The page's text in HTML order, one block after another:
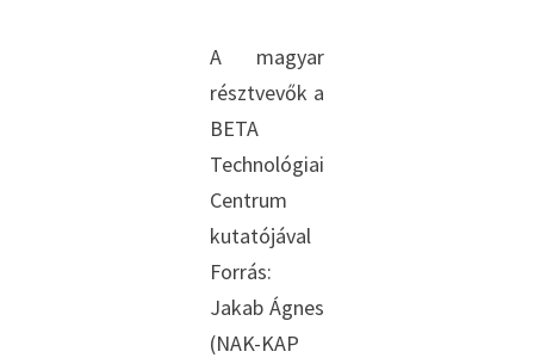
A magyar
résztvevők a
BETA
Technológiai
Centrum
kutatójával
Forrás:
Jakab Ágnes
(NAK-KAP